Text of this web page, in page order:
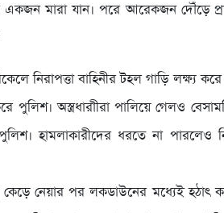
মারা যান। পরে আরেকজন দৌঁড়ে
নিরাপত্তা বাহিনীর টহল গাড়ি লক্ষ্য
পুলিশ। অস্ত্রধারাীরা পালিয়ে গেলও
হামলাকারীদের ধরতে না পারলেও
কেড়ে নেয়ার পর লকডাউনের মধ্যেই হঠাৎ